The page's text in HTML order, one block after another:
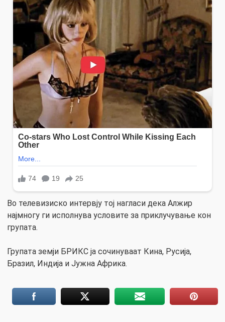
Во телевизиско интервју тој нагласи дека Алжир
најмногу ги исполнува условите за приклучување кон
групата.
Групата земји БРИКС ја сочинуваат Кина, Русија,
Бразил, Индија и Јужна Африка.